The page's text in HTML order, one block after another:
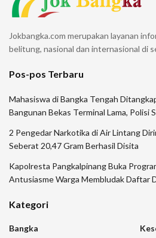
Jokbangka.com merupakan layanan
belitung, nasional dan internasional di
Pos-pos Terbaru
Mahasiswa di Bangka Tengah
Bangunan Bekas Terminal Lama, Polisi
2 Pengedar Narkotika di Air Lintang
Seberat 20,47 Gram Berhasil Disita
Kapolresta Pangkalpinang Buka
Antusiasme Warga Membludak Daftar
Kategori
Bangka